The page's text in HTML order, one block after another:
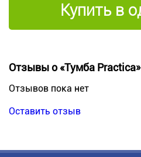
Купить в
Отзывы о «Тумба Practica»
Отзывов пока нет
Оставить отзыв